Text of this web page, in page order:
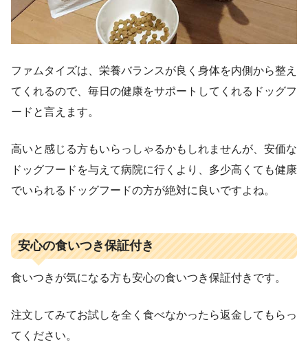
ファムタイズは、栄養バランスが良く身体を内側から整え
てくれるので、毎日の健康をサポートしてくれるドッグフ
ードと言えます。
高いと感じる方もいらっしゃるかもしれませんが、安価な
ドッグフードを与えて病院に行くより、多少高くても健康
でいられるドッグフードの方が絶対に良いですよね。
安心の食いつき保証付き
食いつきが気になる方も安心の食いつき保証付きです。
注文してみてお試しを全く食べなかったら返金してもらっ
てください。